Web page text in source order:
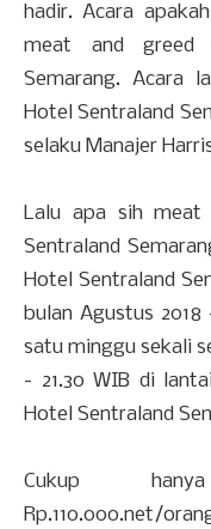
hadir. Acara
meat and greed
Semarang. Acara
Hotel Sentraland
selaku Manajer
Lalu apa sih meat
Sentraland
Hotel Sentraland
bulan Agustus
satu minggu sekali
- 21.30 WIB di
Hotel Sentraland
Cukup
Rp.110.000.net/